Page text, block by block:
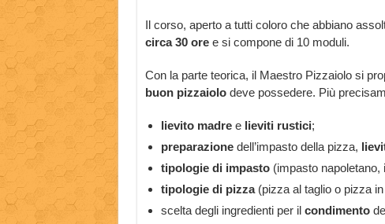
Il corso, aperto a tutti coloro che abbiano
circa 30 oree si compone di 10 moduli.
Con la parte teorica, il Maestro Pizzaiolo si
buon pizzaiolodeve possedere. Più
lievito madree lieviti rustici;
preparazionedell’impasto della pizza,
tipologie di impasto(impasto
tipologie di pizza(pizza al taglio o pizza
scelta degli ingredienti per ilcondimento